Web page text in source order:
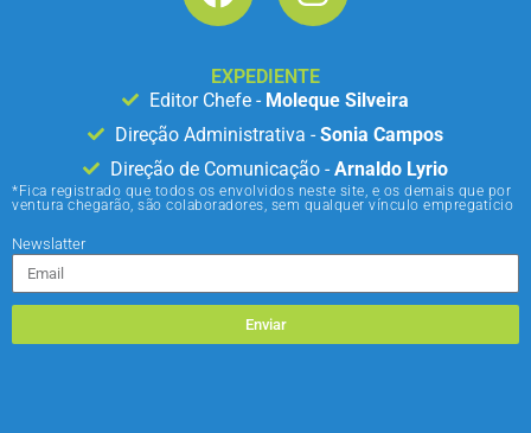
EXPEDIENTE
Editor Chefe - Moleque Silveira
Direção Administrativa -Sonia Campos
Direção de Comunicação -Arnaldo Lyrio
*Fica registrado que todos os envolvidos neste site, e os demais que por
ventura chegarão, são colaboradores, sem qualquer vínculo empregatício
Newslatter
Enviar